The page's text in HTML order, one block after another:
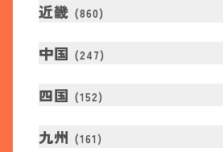
近畿 (860)
中国 (247)
四国 (152)
九州 (161 )